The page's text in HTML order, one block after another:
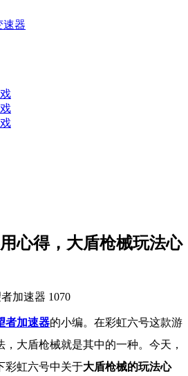
心得，大盾枪械玩法心
加速器 1070
者加速器的小编。在彩虹六号这款游
大盾枪械就是其中的一种。今天，
彩虹六号中关于大盾枪械的玩法心